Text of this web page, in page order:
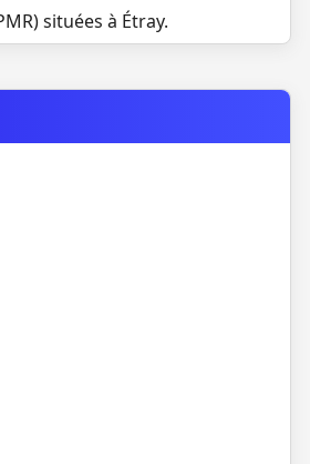
situées à Étray.